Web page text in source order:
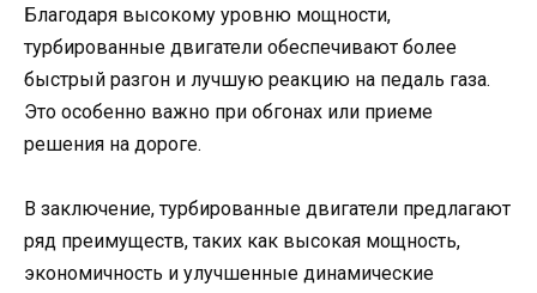
Благодаря высокому уровню мощности,
турбированные двигатели обеспечивают более
быстрый разгон и лучшую реакцию на педаль газа.
Это особенно важно при обгонах или приеме
решения на дороге.
В заключение, турбированные двигатели предлагают
ряд преимуществ, таких как высокая мощность,
экономичность и улучшенные динамические